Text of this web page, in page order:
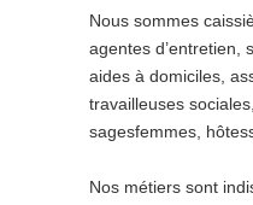
Nous sommes
agentes d’entretien,
aides à domiciles,
travailleuses
sagesfemmes,
Nos métiers sont